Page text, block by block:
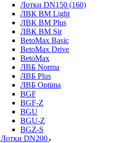
Лотки DN150 (160)
ЛВК ВМ Light
ЛВК ВМ Plus
ЛВК ВМ Sir
BetoMax Basic
BetoMax Drive
BetoMax
ЛВБ Norma
ЛВБ Plus
ЛВБ Optima
BGF
BGF-Z
BGU
BGU-Z
BGZ-S
Лотки DN200